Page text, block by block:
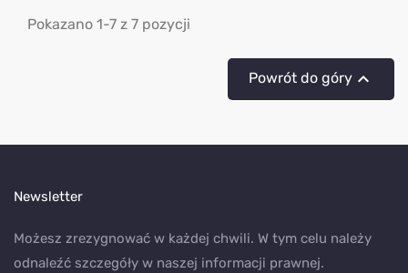
Pokazano 1-7 z 7 pozycji
Powrót do góry
Newsletter
Możesz zrezygnować w każdej chwili. W tym celu należy
odnaleźć szczegóły w naszej informacji prawnej.